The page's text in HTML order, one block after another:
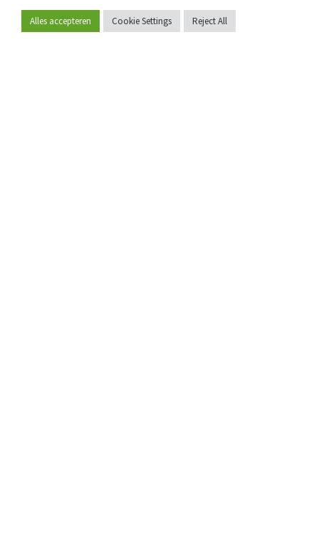
Word lid
Alles accepteren Cookie Settings Reject All